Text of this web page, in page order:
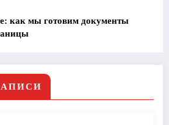
как мы готовим документы